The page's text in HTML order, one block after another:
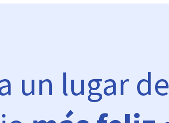
un lugar de